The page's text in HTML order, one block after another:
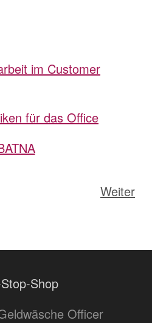
im Customer
für das Office
Weiter
Shop
Officer